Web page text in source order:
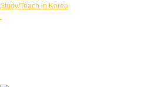
Study/Teach in Korea